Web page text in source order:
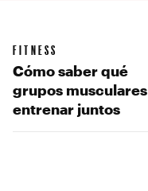
FITNESS
Cómo saber qué
grupos musculares
entrenar juntos